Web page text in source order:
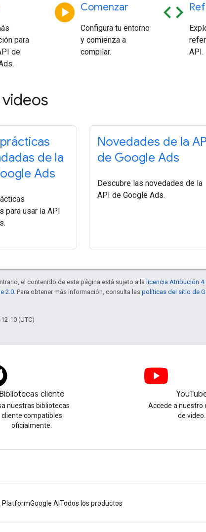
para
de
play_circle Comenzar
Configura tu entorno
y comienza a
compilar.
code
API.
de la
Ads
para usar la API
Novedades de la
de Google Ads
Descubre las novedades de la
API de Google Ads.
el contenido de esta página está sujeto a la licencia Atribución
2.0. Para obtener más información, consulta las políticas del sitio de
10 (UTC)
Bibliotecas cliente
nuestras bibliotecas
cliente compatibles
oficialmente.
Accede a nuestro
de video.
PlatformGoogle AI Todos los productos